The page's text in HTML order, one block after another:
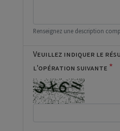
Renseignez une description
Veuillez indiquer le
l'opération suivante *